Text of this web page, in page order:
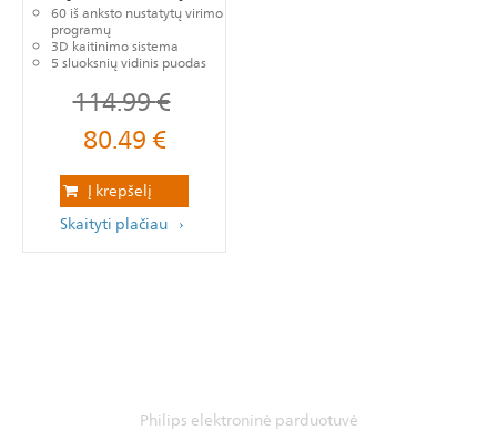
60 iš anksto nustatytų virimo
programų
3D kaitinimo sistema
5 sluoksnių vidinis puodas
114.99€
80.49€
Į krepšelį
Skaityti plačiau
Philips elektroninė parduotuvė